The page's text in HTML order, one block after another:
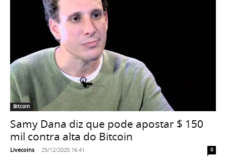
Bitcoin
Samy Dana diz que pode apostar $ 150
mil contra alta do Bitcoin
Livecoins - 25/12/2020 16:41 0